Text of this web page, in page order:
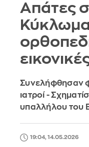
Απάτες
Συνελήφθησαν
ιατροί -
υπαλλήλου του
19:04, 14.05.2026